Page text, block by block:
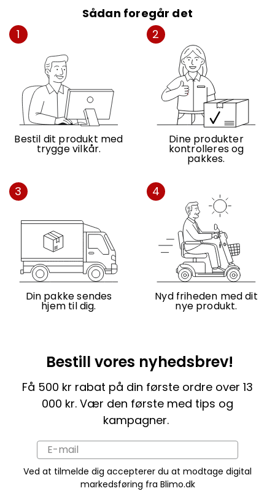
Sådan foregår det
1
Bestil dit produkt med
trygge vilkår.
2
Dine produkter
kontrolleres og
pakkes.
3
Din pakke sendes
hjem til dig.
4
Nyd friheden med dit
nye produkt.
Bestill vores nyhedsbrev!
Få 500 kr rabat på din første ordre over 13
000 kr. Vær den første med tips og
kampagner.
Ved at tilmelde dig accepterer du at modtage digital
markedsføring fra Blimo.dk